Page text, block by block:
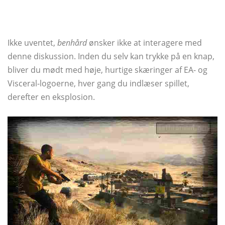
Ikke uventet, benhårdønsker ikke at interagere med
denne diskussion. Inden du selv kan trykke på en knap,
bliver du mødt med høje, hurtige skæringer af EA- og
Visceral-logoerne, hver gang du indlæser spillet,
derefter en eksplosion.